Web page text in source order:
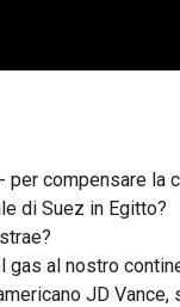
compensare la
di Suez in Egitto?
al nostro
JD Vance,